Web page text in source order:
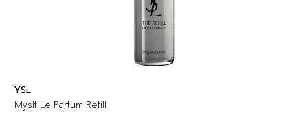
YSL
Myslf Le Parfum Refill